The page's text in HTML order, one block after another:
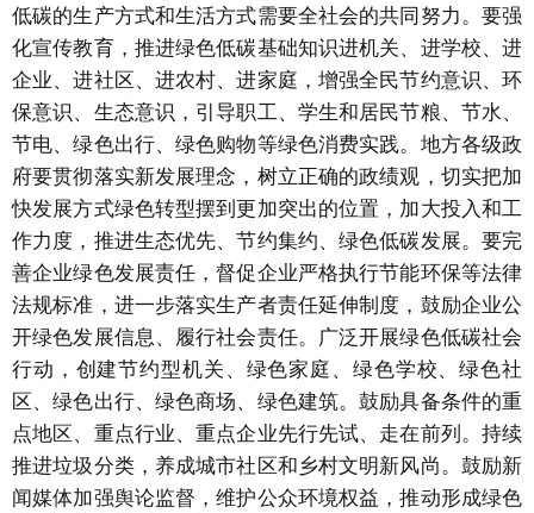
低碳的生产方式和生活方式需要全社会的共同努力。要强
化宣传教育，推进绿色低碳基础知识进机关、进学校、进
企业、进社区、进农村、进家庭，增强全民节约意识、环
保意识、生态意识，引导职工、学生和居民节粮、节水、
节电、绿色出行、绿色购物等绿色消费实践。地方各级政
府要贯彻落实新发展理念，树立正确的政绩观，切实把加
快发展方式绿色转型摆到更加突出的位置，加大投入和工
作力度，推进生态优先、节约集约、绿色低碳发展。要完
善企业绿色发展责任，督促企业严格执行节能环保等法律
法规标准，进一步落实生产者责任延伸制度，鼓励企业公
开绿色发展信息、履行社会责任。广泛开展绿色低碳社会
行动，创建节约型机关、绿色家庭、绿色学校、绿色社
区、绿色出行、绿色商场、绿色建筑。鼓励具备条件的重
点地区、重点行业、重点企业先行先试、走在前列。持续
推进垃圾分类，养成城市社区和乡村文明新风尚。鼓励新
闻媒体加强舆论监督，维护公众环境权益，推动形成绿色